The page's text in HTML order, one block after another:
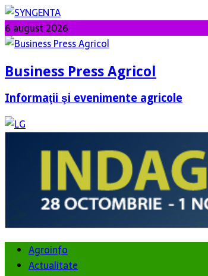
6 august 2026
Business Press Agricol
Informaţii şi evenimente agricole
Agroinfo
Actualitate